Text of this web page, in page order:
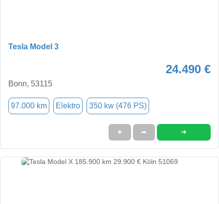
Tesla Model 3
24.490 €
Bonn, 53115
97.000 km Elektro 350 kw (476 PS)
★ ➦ ➜